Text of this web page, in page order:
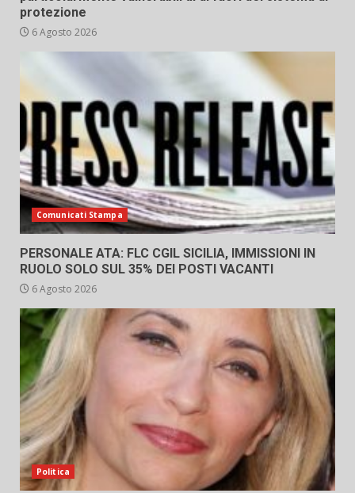
protezione
6 Agosto 2026
Comunicati Stampa
PERSONALE ATA: FLC CGIL SICILIA, IMMISSIONI IN
RUOLO SOLO SUL 35% DEI POSTI VACANTI
6 Agosto 2026
Politica